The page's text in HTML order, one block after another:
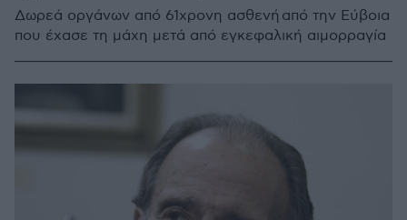
Δωρεά οργάνων από 61χρονη ασθενή από την Εύβοια
που έχασε τη μάχη μετά από εγκεφαλική αιμορραγία